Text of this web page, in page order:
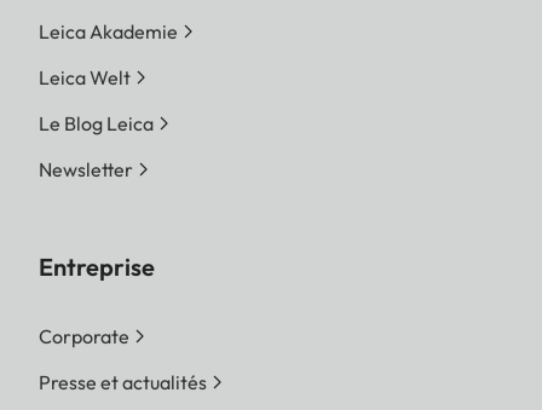
Leica Akademie
Leica Welt
Le Blog Leica
Newsletter
Entreprise
Corporate
Presse et actualités